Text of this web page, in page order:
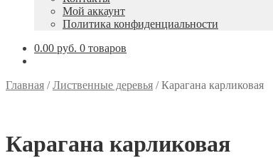
Мой аккаунт
Политика конфиденциальности
0.00 руб. 0 товаров
Главная /Лиственные деревья /Карагана карликовая
Карагана карликовая